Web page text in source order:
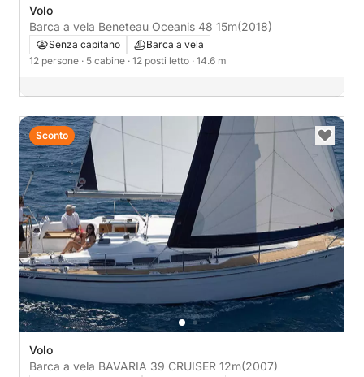
Volo
Barca a vela Beneteau Oceanis 48 15m(2018)
Senza capitano
Barca a vela
12 persone · 5 cabine · 12 posti letto · 14.6 m
Volo
Barca a vela BAVARIA 39 CRUISER 12m(2007)
Sconto